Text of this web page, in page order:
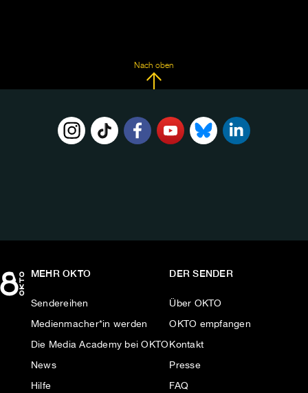
Nach oben
MEHR OKTO
Sendereihen
Medienmacher*in werden
Die Media Academy bei OKTO
News
Hilfe
DER SENDER
Über OKTO
OKTO empfangen
Kontakt
Presse
FAQ